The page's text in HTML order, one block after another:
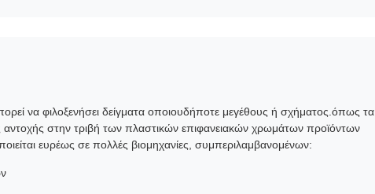
να φιλοξενήσει δείγματα οποιουδήποτε μεγέθους ή σχήματος.όπως τα
αντοχής στην τριβή των πλαστικών επιφανειακών χρωμάτων προϊόντων
ευρέως σε πολλές βιομηχανίες, συμπεριλαμβανομένων: